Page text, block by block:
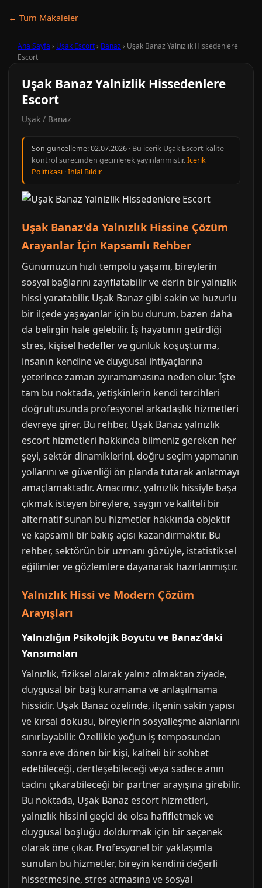
← Tum Makaleler
Ana Sayfa › Uşak Escort› Banaz› Uşak Banaz Yalnizlik Hissedenlere
Escort
Uşak Banaz Yalnizlik Hissedenlere
Escort
Uşak / Banaz
Son guncelleme:02.07.2026 · Bu icerik Uşak Escort kalite
kontrol surecinden gecirilerek yayinlanmistir.Icerik
Politikasi ·Ihlal Bildir
Uşak Banaz'da Yalnızlık Hissine Çözüm
Arayanlar İçin Kapsamlı Rehber
Günümüzün hızlı tempolu yaşamı, bireylerin
sosyal bağlarını zayıflatabilir ve derin bir yalnızlık
hissi yaratabilir. Uşak Banaz gibi sakin ve huzurlu
bir ilçede yaşayanlar için bu durum, bazen daha
da belirgin hale gelebilir. İş hayatının getirdiği
stres, kişisel hedefler ve günlük koşuşturma,
insanın kendine ve duygusal ihtiyaçlarına
yeterince zaman ayıramamasına neden olur. İşte
tam bu noktada, yetişkinlerin kendi tercihleri
doğrultusunda profesyonel arkadaşlık hizmetleri
devreye girer. Bu rehber, Uşak Banaz yalnızlık
escort hizmetleri hakkında bilmeniz gereken her
şeyi, sektör dinamiklerini, doğru seçim yapmanın
yollarını ve güvenliği ön planda tutarak anlatmayı
amaçlamaktadır. Amacımız, yalnızlık hissiyle başa
çıkmak isteyen bireylere, saygın ve kaliteli bir
alternatif sunan bu hizmetler hakkında objektif
ve kapsamlı bir bakış açısı kazandırmaktır. Bu
rehber, sektörün bir uzmanı gözüyle, istatistiksel
eğilimler ve gözlemlere dayanarak hazırlanmıştır.
Yalnızlık Hissi ve Modern Çözüm
Arayışları
Yalnızlığın Psikolojik Boyutu ve Banaz'daki
Yansımaları
Yalnızlık, fiziksel olarak yalnız olmaktan ziyade,
duygusal bir bağ kuramama ve anlaşılmama
hissidir. Uşak Banaz özelinde, ilçenin sakin yapısı
ve kırsal dokusu, bireylerin sosyalleşme alanlarını
sınırlayabilir. Özellikle yoğun iş temposundan
sonra eve dönen bir kişi, kaliteli bir sohbet
edebileceği, dertleşebileceği veya sadece anın
tadını çıkarabileceği bir partner arayışına girebilir.
Bu noktada, Uşak Banaz escort hizmetleri,
yalnızlık hissini geçici de olsa hafifletmek ve
duygusal boşluğu doldurmak için bir seçenek
olarak öne çıkar. Profesyonel bir yaklaşımla
sunulan bu hizmetler, bireyin kendini değerli
hissetmesine, stres atmasına ve sosyal